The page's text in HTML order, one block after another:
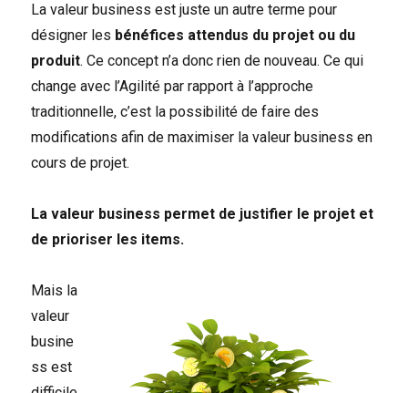
La valeur business est juste un autre terme pour
désigner les bénéfices attendus du projet ou du
produit. Ce concept n’a donc rien de nouveau. Ce qui
change avec l’Agilité par rapport à l’approche
traditionnelle, c’est la possibilité de faire des
modifications afin de maximiser la valeur business en
cours de projet.
La valeur business permet de justifier le projet et
de prioriser les items.
Mais la
valeur
busine
ss est